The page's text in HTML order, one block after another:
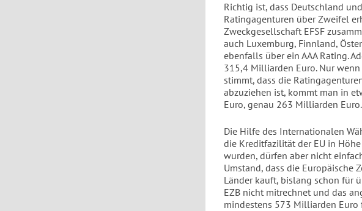
Richtig ist, dass Deutschland
Ratingagenturen über Zweifel
Zweckgesellschaft EFSF
auch Luxemburg, Finnland,
ebenfalls über ein AAA Rating.
315,4 Milliarden Euro. Nur
stimmt, dass die
abzuziehen ist, kommt man in
Euro, genau 263 Milliarden Euro.
Die Hilfe des Internationalen
die Kreditfazilität der EU in
wurden, dürfen aber nicht
Umstand, dass die Europäische
Länder kauft, bislang schon für
EZB nicht mitrechnet und das
mindestens 573 Milliarden Euro